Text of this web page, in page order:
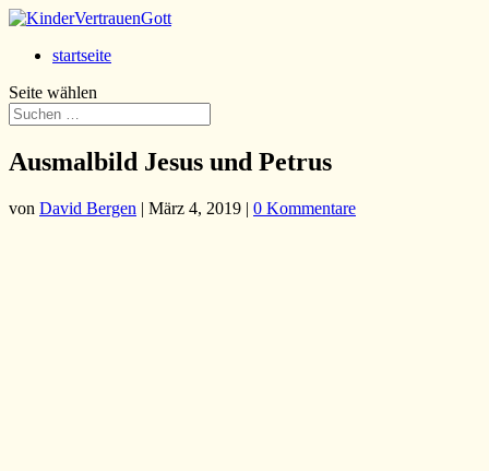
startseite
Seite wählen
Ausmalbild Jesus und Petrus
von David Bergen | März 4, 2019 | 0 Kommentare